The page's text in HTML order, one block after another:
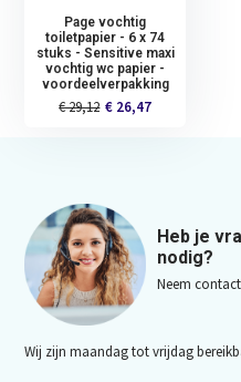
Page vochtig
toiletpapier - 6 x 74
stuks - Sensitive maxi
vochtig wc papier -
voordeelverpakking
€ 29,12 € 26,47
Heb je
nodig?
Neem
Wij zijn maandag tot vrijdag